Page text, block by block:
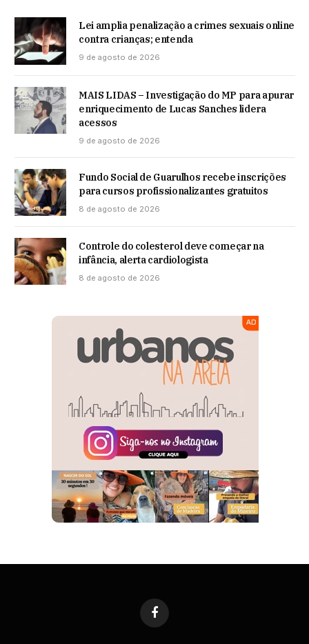
Lei amplia penalização a crimes sexuais online
contra crianças; entenda
9 de agosto de 2026
MAIS LIDAS – Investigação do MP para apurar
enriquecimento de Lucas Sanches lidera
acessos
9 de agosto de 2026
Fundo Social de Guarulhos recebe inscrições
para cursos profissionalizantes gratuitos
8 de agosto de 2026
Controle do colesterol deve começar na
infância, alerta cardiologista
8 de agosto de 2026
Facebook